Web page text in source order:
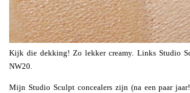
Kijk die dekking! Zo lekker creamy. Links Studio
NW20.
Mijn Studio Sculpt concealers zijn (na een paar